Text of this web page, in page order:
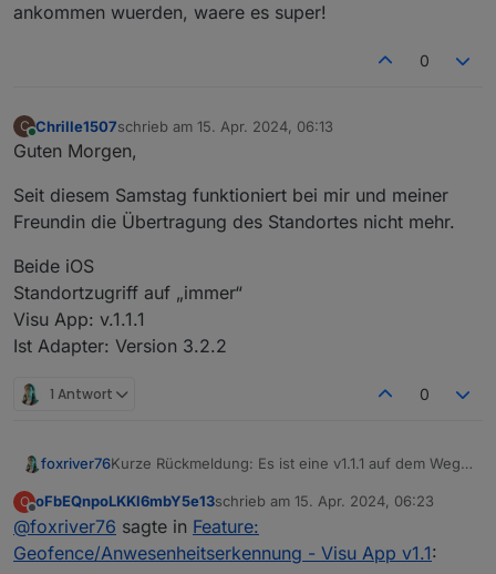
ankommen wuerden, waere es super!
0
C
Online
Chrille1507schrieb am 15. Apr. 2024, 06:13
zuletzt editiert von
Guten Morgen,
Seit diesem Samstag funktioniert bei mir und meiner
Freundin die Übertragung des Standortes nicht mehr.
Beide iOS
Standortzugriff auf „immer“
Visu App: v.1.1.1
Ist Adapter: Version 3.2.2
1 Antwort 0
foxriver76Kurze Rückmeldung: Es ist eine v1.1.1 auf dem Weg,
etc angefordert bzgl. der jetzt benötigten Rechte für
den Zugriff auf den Standort im Hintergrund, was
wir nun alles eingereicht haben. Es kann allerdings
sein, dass es durch die manuelle Prüfung 1-2 Tage
Unter iOS sollte die 1.1.0 bereits tun, für Android
wird es dann erst mit v1.1.1 möglich sein die Funktion
zu nutzen.
O
Offline
oFbEQnpoLKKl6mbY5e13schrieb am 15. Apr. 2024, 06:23
zuletzt editiert von
@foxriver76 sagte in Feature:
Geofence/Anwesenheitserkennung - Visu App v1.1: